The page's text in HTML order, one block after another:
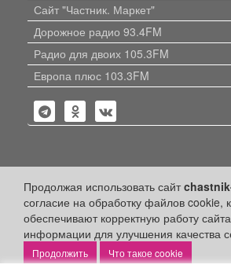
Продолжая использовать сайт
согласие на обработку файлов cookie,
обеспечивают корректную работу
информации для улучшения качества
Что такое cookie
Сайт "Частник. Маркет"
Дорожное радио 93.4FM
Радио для двоих 105.3FM
Европа плюс 103.3FM
Политика конфиденциальности
Публикации с пометкой «Реклама», «На
«Партнёрский проект» оплачены
Редакция сайта не несет ответственности за
информации, содержащейся в рекламных
объявлениях.